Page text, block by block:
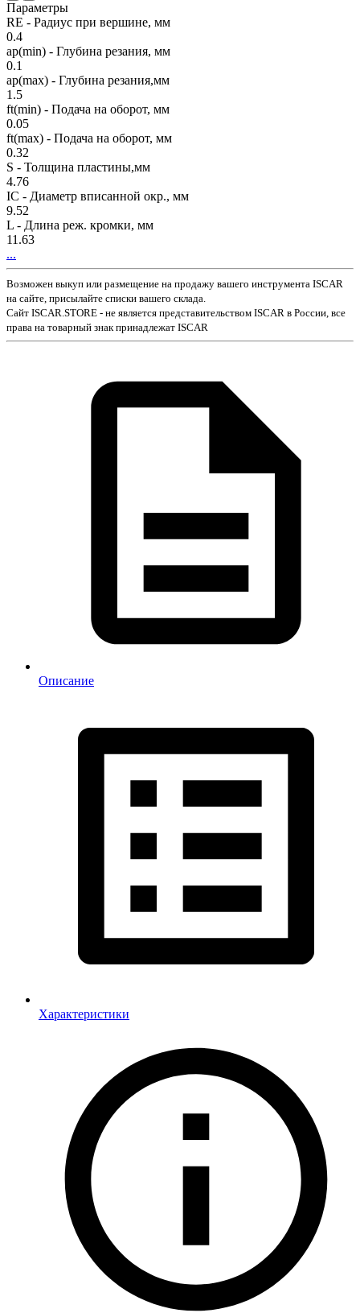
Параметры
RE - Радиус при вершине, мм
0.4
ap(min) - Глубина резания, мм
0.1
ap(max) - Глубина резания,мм
1.5
ft(min) - Подача на оборот, мм
0.05
ft(max) - Подача на оборот, мм
0.32
S - Толщина пластины,мм
4.76
IC - Диаметр вписанной окр., мм
9.52
L - Длина реж. кромки, мм
11.63
...
Возможен выкуп или размещение на продажу вашего инструмента ISCAR
на сайте, присылайте списки вашего склада.
Сайт ISCAR.STORE - не является представительством ISCAR в России, все
права на товарный знак принадлежат ISCAR
Описание
Характеристики